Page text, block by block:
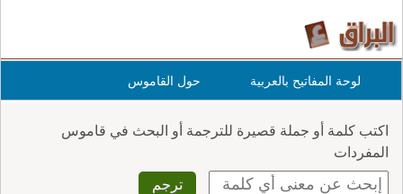
لوحة المفاتيح بالعربية حول القاموس
اكتب كلمة أو جملة قصيرة للترجمة أو البحث في قاموس
المفردات